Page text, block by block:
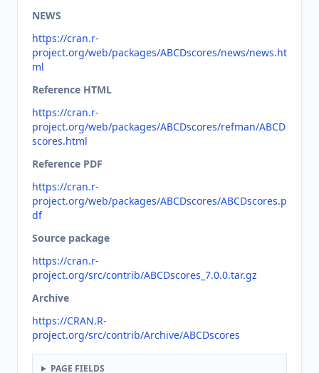
NEWS
https://cran.r-
project.org/web/packages/ABCDscores/news/news.ht
ml
Reference HTML
https://cran.r-
project.org/web/packages/ABCDscores/refman/ABCD
scores.html
Reference PDF
https://cran.r-
project.org/web/packages/ABCDscores/ABCDscores.p
df
Source package
https://cran.r-
project.org/src/contrib/ABCDscores_7.0.0.tar.gz
Archive
https://CRAN.R-
project.org/src/contrib/Archive/ABCDscores
PAGE FIELDS